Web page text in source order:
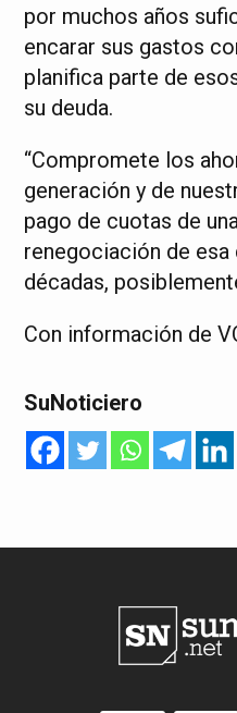
por muchos años
encarar sus gastos
planifica parte de
su deuda.
“Compromete los
generación y de
pago de cuotas de
renegociación de
décadas,
Con información de
SuNoticiero